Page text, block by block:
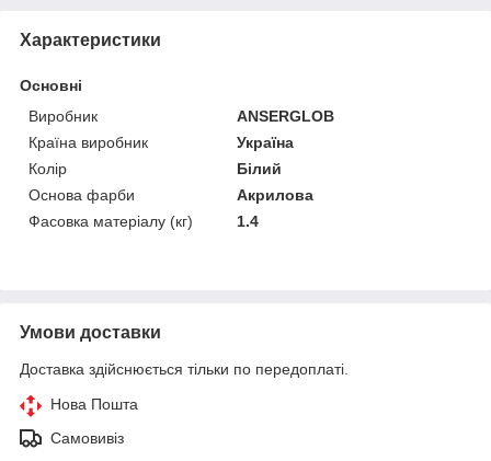
Характеристики
Основні
Виробник
ANSERGLOB
Країна виробник
Україна
Колір
Білий
Основа фарби
Акрилова
Фасовка матеріалу (кг)
1.4
Умови доставки
Доставка здійснюється тільки по передоплаті.
Нова Пошта
Самовивіз